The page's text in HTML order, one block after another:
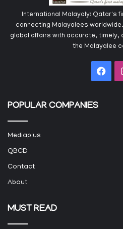
International Malayaly: Qatar's
connecting Malayalees
global affairs with accurate, timely,
the Malayalee
POPULAR COMPANIES
Mediaplus
QBCD
Contact
About
MUST READ